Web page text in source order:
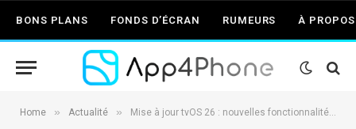
BONS PLANS FONDS D’ÉCRAN RUMEURS À PROPOS
Home » Actualité » Mise à jour tvOS 26 : nouvelles fonctionnalités pour votre Apple TV